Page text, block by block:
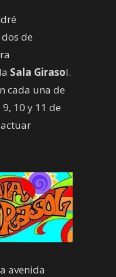
de
Sala Girasol.
cada una de
10 y 11 de
avenida